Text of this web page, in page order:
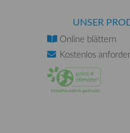
UNSER
Online blättern
Kostenlos